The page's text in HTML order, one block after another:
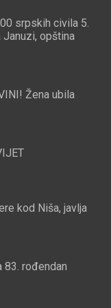
srpskih civila 5.
opština
Žena ubila
kod Niša, javlja
83. rođendan